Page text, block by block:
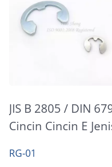
JIS B 2805 / DIN
Cincin Cincin E
RG-01